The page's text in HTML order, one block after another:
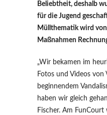
Beliebtheit, deshalb
für die Jugend
Müllthematik wird
Maßnahmen
„Wir bekamen im
Fotos und Videos von
beginnendem
haben wir gleich
Fischer. Am